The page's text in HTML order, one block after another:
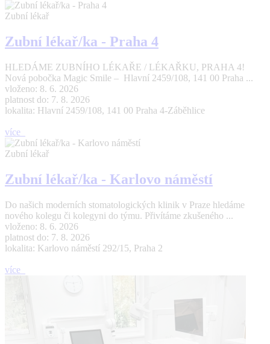
Zubní lékař
Zubní lékař/ka - Praha 4
HLEDÁME ZUBNÍHO LÉKAŘE / LÉKAŘKU, PRAHA 4!
Nová pobočka Magic Smile – Hlavní 2459/108, 141 00 Praha ...
vloženo: 8. 6. 2026
platnost do: 7. 8. 2026
lokalita: Hlavní 2459/108, 141 00 Praha 4-Záběhlice
více
Zubní lékař
Zubní lékař/ka - Karlovo náměstí
Do našich moderních stomatologických klinik v Praze hledáme
nového kolegu či kolegyni do týmu. Přivítáme zkušeného ...
vloženo: 8. 6. 2026
platnost do: 7. 8. 2026
lokalita: Karlovo náměstí 292/15, Praha 2
více